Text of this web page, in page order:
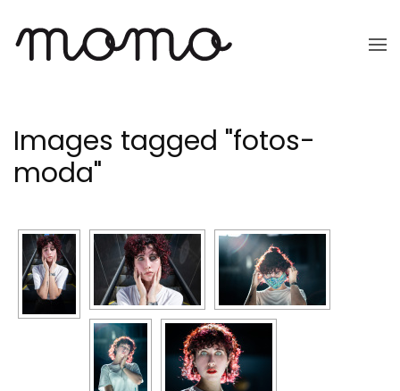
Ir
Images tagged "fotos-
moda"